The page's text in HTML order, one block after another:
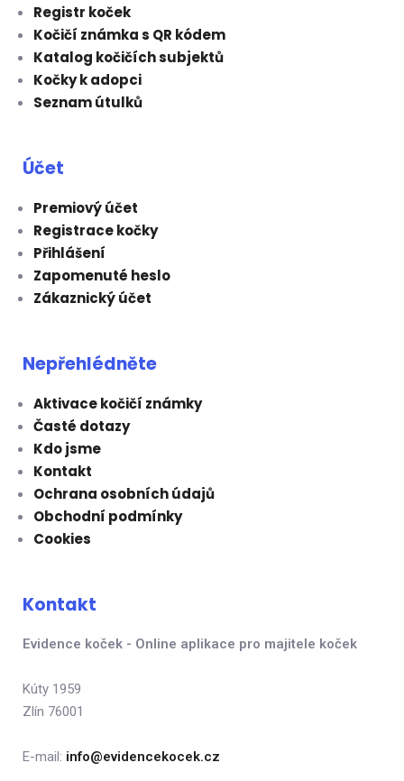
Registr koček
Kočičí známka s QR kódem
Katalog kočičích subjektů
Kočky k adopci
Seznam útulků
Účet
Premiový účet
Registrace kočky
Přihlášení
Zapomenuté heslo
Zákaznický účet
Nepřehlédněte
Aktivace kočičí známky
Časté dotazy
Kdo jsme
Kontakt
Ochrana osobních údajů
Obchodní podmínky
Cookies
Kontakt
Evidence koček - Online aplikace pro majitele koček
Kúty 1959
Zlín 76001
E-mail: info@evidencekocek.cz